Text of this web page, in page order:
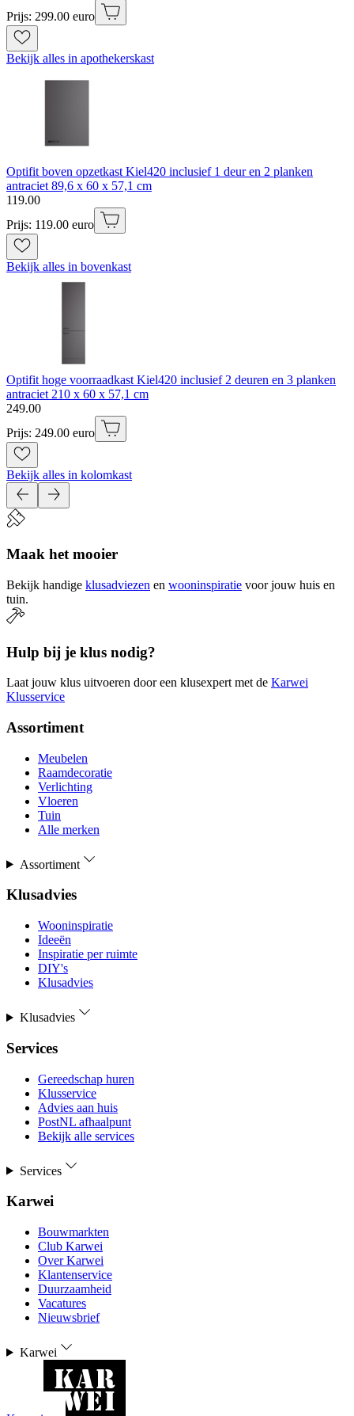
Prijs: 299.00 euro
Bekijk alles in apothekerskast
Optifit boven opzetkast Kiel420 inclusief 1 deur en 2 planken
antraciet 89,6 x 60 x 57,1 cm
119.00
Prijs: 119.00 euro
Bekijk alles in bovenkast
Optifit hoge voorraadkast Kiel420 inclusief 2 deuren en 3 planken
antraciet 210 x 60 x 57,1 cm
249.00
Prijs: 249.00 euro
Bekijk alles in kolomkast
Maak het mooier
Bekijk handige klusadviezen en wooninspiratie voor jouw huis en
tuin.
Hulp bij je klus nodig?
Laat jouw klus uitvoeren door een klusexpert met de Karwei
Klusservice
Assortiment
Meubelen
Raamdecoratie
Verlichting
Vloeren
Tuin
Alle merken
Assortiment
Klusadvies
Wooninspiratie
Ideeën
Inspiratie per ruimte
DIY's
Klusadvies
Klusadvies
Services
Gereedschap huren
Klusservice
Advies aan huis
PostNL afhaalpunt
Bekijk alle services
Services
Karwei
Bouwmarkten
Club Karwei
Over Karwei
Klantenservice
Duurzaamheid
Vacatures
Nieuwsbrief
Karwei